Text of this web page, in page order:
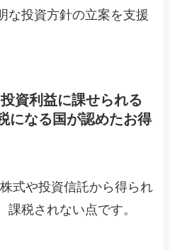
な投資方針の立案を支援
資利益に課せられる
になる国が認めたお得
式や投資信託から得られ
課税されない点です。